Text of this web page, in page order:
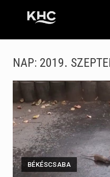
NAP: 2019.
BÉKÉSCSABA